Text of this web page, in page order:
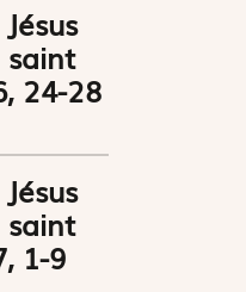
saint
24-28
saint
1-9